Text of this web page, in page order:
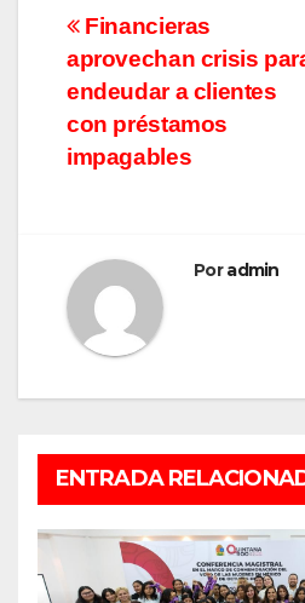
Navegación
de
entradas
Financieras
aprovechan crisis
endeudar a clientes
con préstamos
impagables
Poradmin
ENTRADA